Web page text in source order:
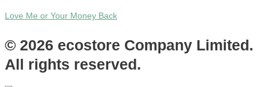
Love Me or Your Money Back
© 2026 ecostore Company Limited.
All rights reserved.